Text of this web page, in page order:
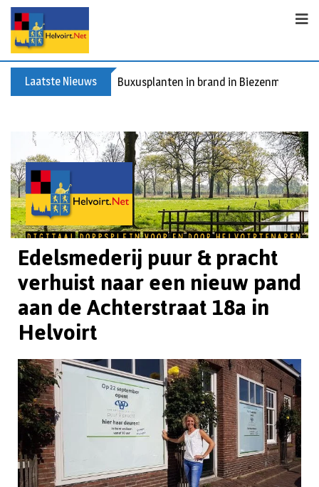
Laatste Nieuws Buxusplanten in brand in Biezenmortel,
Edelsmederij puur & pracht
verhuist naar een nieuw pand
aan de Achterstraat 18a in
Helvoirt